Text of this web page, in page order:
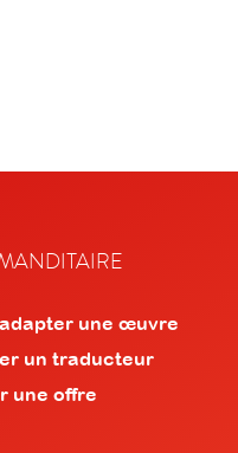
une œuvre
un traducteur
une offre